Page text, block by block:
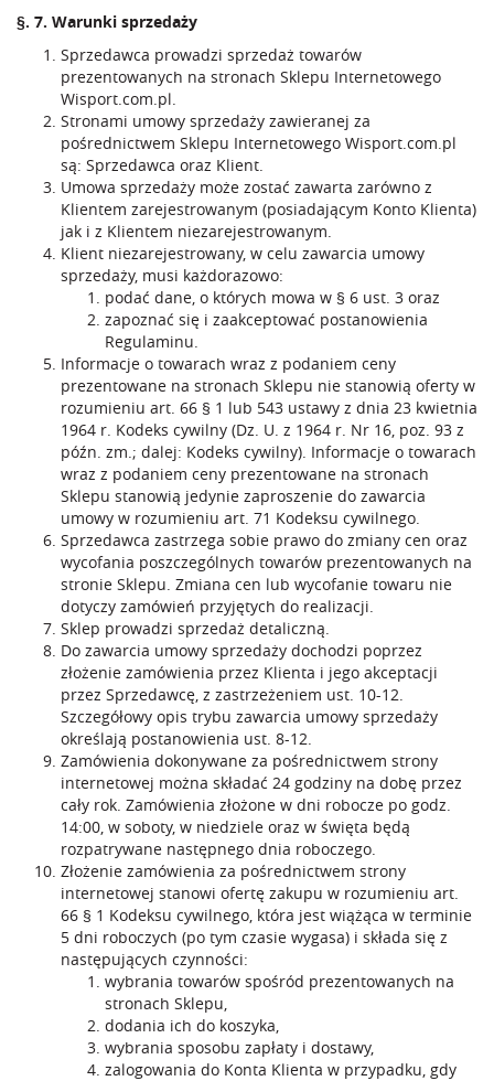
§. 7. Warunki sprzedaży
Sprzedawca prowadzi sprzedaż towarów
prezentowanych na stronach Sklepu Internetowego
Wisport.com.pl.
Stronami umowy sprzedaży zawieranej za
pośrednictwem Sklepu Internetowego Wisport.com.pl
są: Sprzedawca oraz Klient.
Umowa sprzedaży może zostać zawarta zarówno z
Klientem zarejestrowanym (posiadającym Konto Klienta)
jak i z Klientem niezarejestrowanym.
Klient niezarejestrowany, w celu zawarcia umowy
sprzedaży, musi każdorazowo:
podać dane, o których mowa w § 6 ust. 3 oraz
zapoznać się i zaakceptować postanowienia
Regulaminu.
Informacje o towarach wraz z podaniem ceny
prezentowane na stronach Sklepu nie stanowią oferty w
rozumieniu art. 66 § 1 lub 543 ustawy z dnia 23 kwietnia
1964 r. Kodeks cywilny (Dz. U. z 1964 r. Nr 16, poz. 93 z
późn. zm.; dalej: Kodeks cywilny). Informacje o towarach
wraz z podaniem ceny prezentowane na stronach
Sklepu stanowią jedynie zaproszenie do zawarcia
umowy w rozumieniu art. 71 Kodeksu cywilnego.
Sprzedawca zastrzega sobie prawo do zmiany cen oraz
wycofania poszczególnych towarów prezentowanych na
stronie Sklepu. Zmiana cen lub wycofanie towaru nie
dotyczy zamówień przyjętych do realizacji.
Sklep prowadzi sprzedaż detaliczną.
Do zawarcia umowy sprzedaży dochodzi poprzez
złożenie zamówienia przez Klienta i jego akceptacji
przez Sprzedawcę, z zastrzeżeniem ust. 10-12.
Szczegółowy opis trybu zawarcia umowy sprzedaży
określają postanowienia ust. 8-12.
Zamówienia dokonywane za pośrednictwem strony
internetowej można składać 24 godziny na dobę przez
cały rok. Zamówienia złożone w dni robocze po godz.
14:00, w soboty, w niedziele oraz w święta będą
rozpatrywane następnego dnia roboczego.
Złożenie zamówienia za pośrednictwem strony
internetowej stanowi ofertę zakupu w rozumieniu art.
66 § 1 Kodeksu cywilnego, która jest wiążąca w terminie
5 dni roboczych (po tym czasie wygasa) i składa się z
następujących czynności:
wybrania towarów spośród prezentowanych na
stronach Sklepu,
dodania ich do koszyka,
wybrania sposobu zapłaty i dostawy,
zalogowania do Konta Klienta w przypadku, gdy